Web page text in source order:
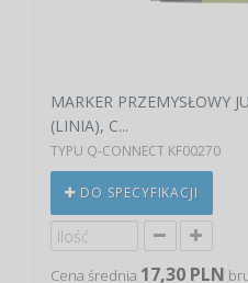
MARKER PRZEMYSŁOWY
(LINIA), C...
TYPU Q-CONNECT KF00270
DO SPECYFIKACJI
Cena średnia 17,30 PLN